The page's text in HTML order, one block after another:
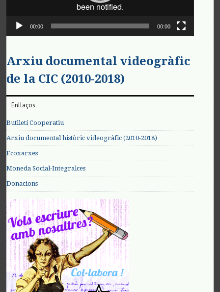
00:00 00:00
Arxiu documental videogràfic
de la CIC (2010-2018)
Enllaços
Butlletí Cooperatiu
Arxiu documental històric videogràfic (2010-2018)
Ecoxarxes
Moneda Social-Integralces
Donacions